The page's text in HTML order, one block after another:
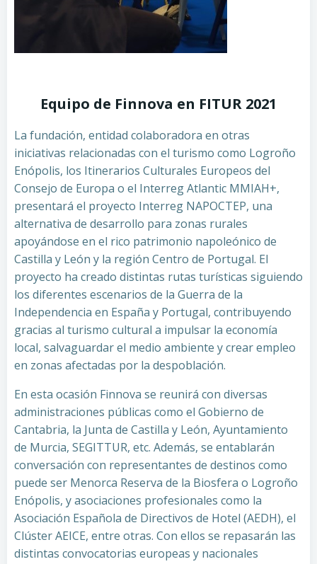
Equipo de Finnova en FITUR 2021
La fundación, entidad colaboradora en otras
iniciativas relacionadas con el turismo como Logroño
Enópolis, los Itinerarios Culturales Europeos del
Consejo de Europa o el Interreg Atlantic MMIAH+,
presentará el proyecto Interreg NAPOCTEP, una
alternativa de desarrollo para zonas rurales
apoyándose en el rico patrimonio napoleónico de
Castilla y León y la región Centro de Portugal. El
proyecto ha creado distintas rutas turísticas siguiendo
los diferentes escenarios de la Guerra de la
Independencia en España y Portugal, contribuyendo
gracias al turismo cultural a impulsar la economía
local, salvaguardar el medio ambiente y crear empleo
en zonas afectadas por la despoblación.
En esta ocasión Finnova se reunirá con diversas
administraciones públicas como el Gobierno de
Cantabria, la Junta de Castilla y León, Ayuntamiento
de Murcia, SEGITTUR, etc. Además, se entablarán
conversación con representantes de destinos como
puede ser Menorca Reserva de la Biosfera o Logroño
Enópolis, y asociaciones profesionales como la
Asociación Española de Directivos de Hotel (AEDH), el
Clúster AEICE, entre otras. Con ellos se repasarán las
distintas convocatorias europeas y nacionales